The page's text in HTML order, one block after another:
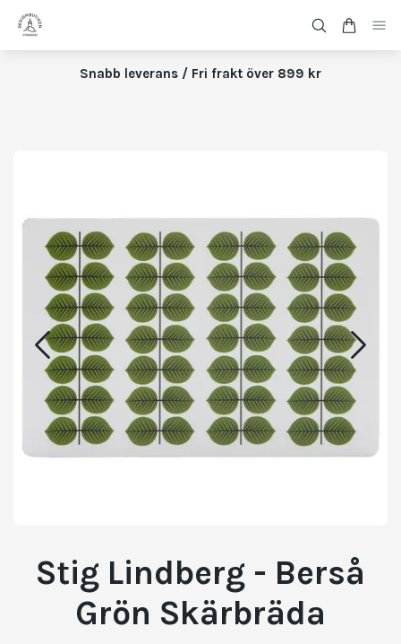
Snabb leverans / Fri frakt över 899 kr
Stig Lindberg - Berså
Grön Skärbräda